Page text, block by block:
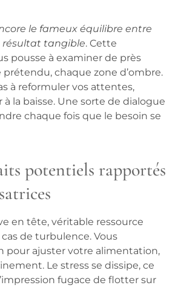
le fameux équilibre entre
résultat tangible. Cette
pousse à examiner de près
chaque zone d’ombre.
à reformuler vos attentes,
la baisse. Une sorte de dialogue
chaque fois que le besoin se
potentiels rapportés
en tête, véritable ressource
de turbulence. Vous
pour ajuster votre alimentation,
Le stress se dissipe, ce
fugace de flotter sur